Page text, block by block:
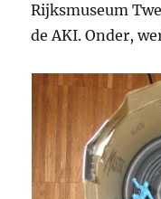
Rijksmuseum
de AKI. Onder,